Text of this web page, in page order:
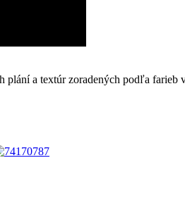
plání a textúr zoradených podľa farieb